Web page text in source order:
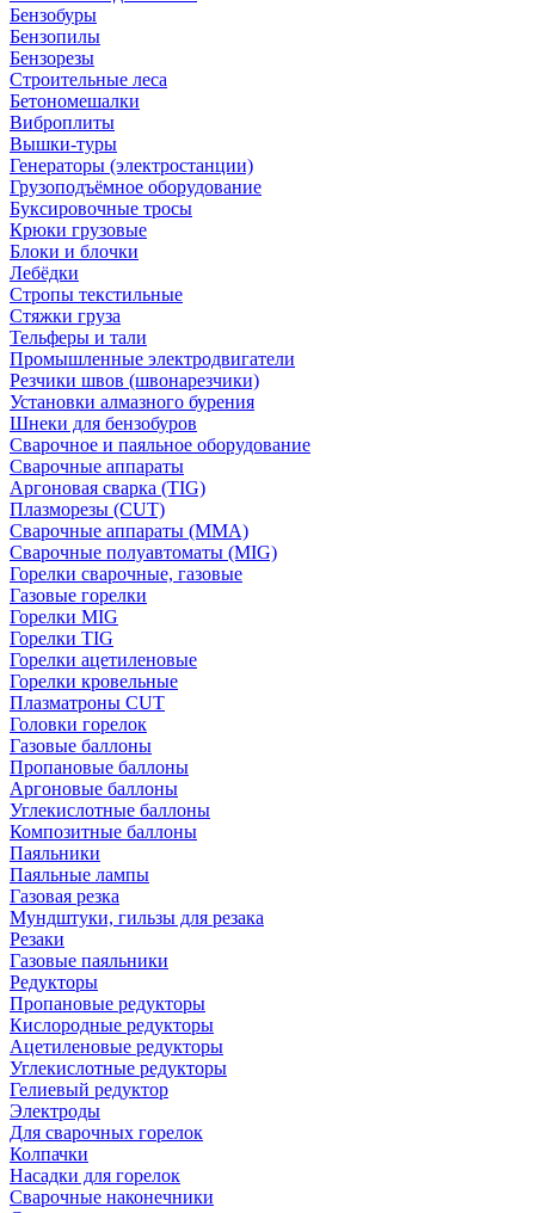
Бензобуры
Бензопилы
Бензорезы
Строительные леса
Бетономешалки
Виброплиты
Вышки-туры
Генераторы (электростанции)
Грузоподъёмное оборудование
Буксировочные тросы
Крюки грузовые
Блоки и блочки
Лебёдки
Стропы текстильные
Стяжки груза
Тельферы и тали
Промышленные электродвигатели
Резчики швов (швонарезчики)
Установки алмазного бурения
Шнеки для бензобуров
Сварочное и паяльное оборудование
Сварочные аппараты
Аргоновая сварка (TIG)
Плазморезы (CUT)
Сварочные аппараты (MMA)
Сварочные полуавтоматы (MIG)
Горелки сварочные, газовые
Газовые горелки
Горелки MIG
Горелки TIG
Горелки ацетиленовые
Горелки кровельные
Плазматроны CUT
Головки горелок
Газовые баллоны
Пропановые баллоны
Аргоновые баллоны
Углекислотные баллоны
Композитные баллоны
Паяльники
Паяльные лампы
Газовая резка
Мундштуки, гильзы для резака
Резаки
Газовые паяльники
Редукторы
Пропановые редукторы
Кислородные редукторы
Ацетиленовые редукторы
Углекислотные редукторы
Гелиевый редуктор
Электроды
Для сварочных горелок
Колпачки
Насадки для горелок
Сварочные наконечники